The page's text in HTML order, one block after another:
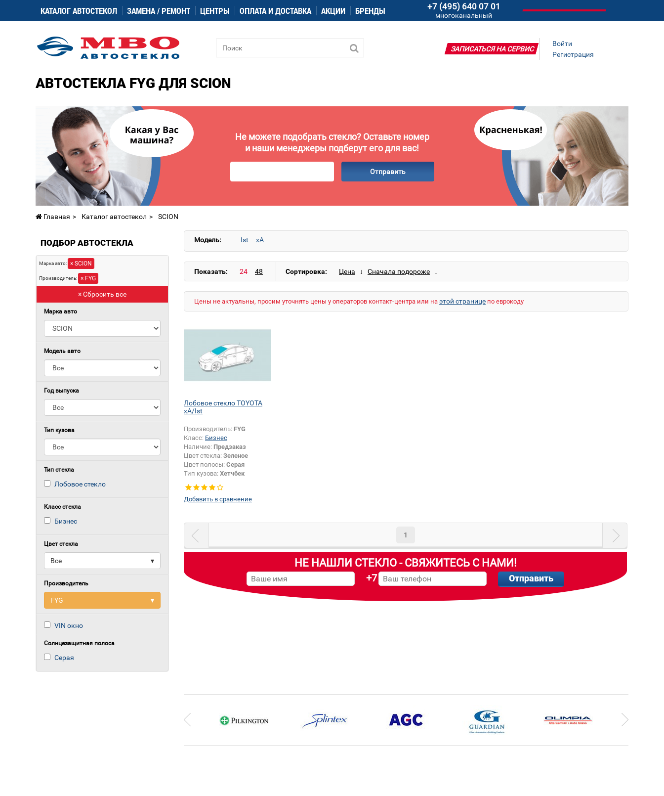
КАТАЛОГ АВТОСТЕКОЛ ЗАМЕНА / РЕМОНТ ЦЕНТРЫ ОПЛАТА И ДОСТАВКА АКЦИИ БРЕНДЫ +7 (495) 640 07 01
многоканальный
Войти
Регистрация
ЗАПИСАТЬСЯ НА СЕРВИС
АВТОСТЕКЛА FYG ДЛЯ SCION
Не можете подобрать стекло? Оставьте номер
и наши менеджеры подберут его для вас!
Отправить
Главная Каталог автостекол SCION
ПОДБОР АВТОСТЕКЛА
Марка авто: × SCION
Производитель: × FYG
× Сбросить все
Марка авто
Модель авто
Год выпуска
Тип кузова
Тип стекла
Лобовое стекло
Класс стекла
Бизнес
Цвет стекла
▾
Все
Производитель
▾
FYG
VIN окно
Солнцезащитная полоса
Серая
Модель: Ist xA
Показать: Сортировка:
Цены не актуальны, просим уточнять цены у операторов контакт-центра или на этой странице по еврокоду
Лобовое стекло TOYOTA
xA/Ist
Производитель: FYG
Класс: Бизнес
Наличие: Предзаказ
Цвет стекла: Зеленое
Цвет полосы: Серая
Тип кузова: Хетчбек
Добавить в сравнение
1
НЕ НАШЛИ СТЕКЛО - СВЯЖИТЕСЬ С НАМИ!
+7 Отправить